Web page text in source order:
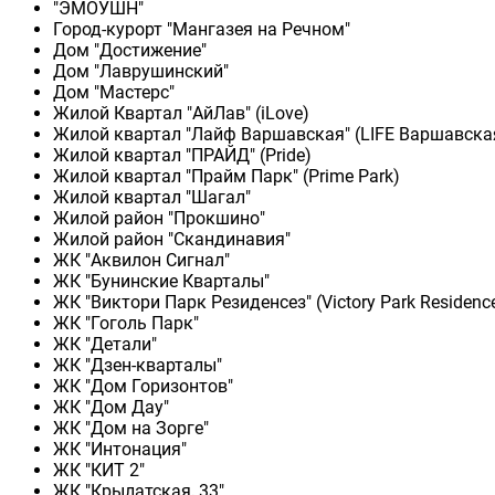
"ЭМОУШН"
Город-курорт "Мангазея на Речном"
Дом "Достижение"
Дом "Лаврушинский"
Дом "Мастерс"
Жилой Квартал "АйЛав" (iLove)
Жилой квартал "Лайф Варшавская" (LIFE
Жилой квартал "ПРАЙД" (Pride)
Жилой квартал "Прайм Парк" (Prime Park)
Жилой квартал "Шагал"
Жилой район "Прокшино"
Жилой район "Скандинавия"
ЖК "Аквилон Сигнал"
ЖК "Бунинские Кварталы"
ЖК "Виктори Парк Резиденсез" (Victory Park
ЖК "Гоголь Парк"
ЖК "Детали"
ЖК "Дзен-кварталы"
ЖК "Дом Горизонтов"
ЖК "Дом Дау"
ЖК "Дом на Зорге"
ЖК "Интонация"
ЖК "КИТ 2"